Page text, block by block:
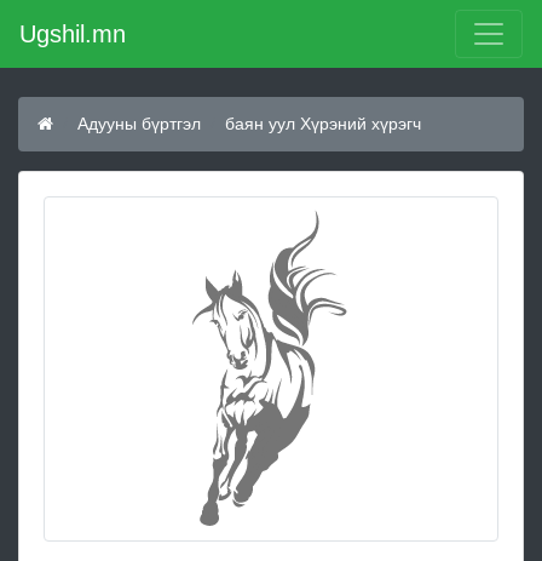
Ugshil.mn
Адууны бүртгэл баян уул Хүрэний хүрэгч